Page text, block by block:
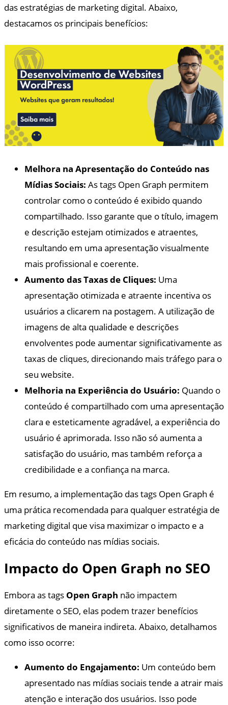
das estratégias de marketing digital. Abaixo,
destacamos os principais benefícios:
Melhora na Apresentação do Conteúdo nas
Mídias Sociais: As tags Open Graph permitem
controlar como o conteúdo é exibido quando
compartilhado. Isso garante que o título, imagem
e descrição estejam otimizados e atraentes,
resultando em uma apresentação visualmente
mais profissional e coerente.
Aumento das Taxas de Cliques: Uma
apresentação otimizada e atraente incentiva os
usuários a clicarem na postagem. A utilização de
imagens de alta qualidade e descrições
envolventes pode aumentar significativamente as
taxas de cliques, direcionando mais tráfego para o
seu website.
Melhoria na Experiência do Usuário: Quando o
conteúdo é compartilhado com uma apresentação
clara e esteticamente agradável, a experiência do
usuário é aprimorada. Isso não só aumenta a
satisfação do usuário, mas também reforça a
credibilidade e a confiança na marca.
Em resumo, a implementação das tags Open Graph é
uma prática recomendada para qualquer estratégia de
marketing digital que visa maximizar o impacto e a
eficácia do conteúdo nas mídias sociais.
Impacto do Open Graph no SEO
Embora as tags Open Graph não impactem
diretamente o SEO, elas podem trazer benefícios
significativos de maneira indireta. Abaixo, detalhamos
como isso ocorre:
Aumento do Engajamento: Um conteúdo bem
apresentado nas mídias sociais tende a atrair mais
atenção e interação dos usuários. Isso pode